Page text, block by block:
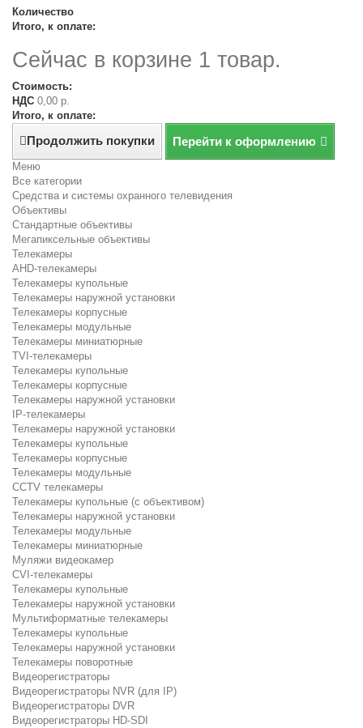
Количество
Итого, к оплате:
Сейчас в корзине 1 товар.
Стоимость:
НДС 0,00 р.
Итого, к оплате:
Продолжить покупки Перейти к оформлению
Меню
Все категории
Средства и системы охранного телевидения
Объективы
Стандартные объективы
Мегапиксельные объективы
Телекамеры
AHD-телекамеры
Телекамеры купольные
Телекамеры наружной установки
Телекамеры корпусные
Телекамеры модульные
Телекамеры миниатюрные
TVI-телекамеры
Телекамеры купольные
Телекамеры корпусные
Телекамеры наружной установки
IP-телекамеры
Телекамеры наружной установки
Телекамеры купольные
Телекамеры корпусные
Телекамеры модульные
CCTV телекамеры
Телекамеры купольные (с объективом)
Телекамеры наружной установки
Телекамеры модульные
Телекамеры миниатюрные
Муляжи видеокамер
CVI-телекамеры
Телекамеры купольные
Телекамеры наружной установки
Мультиформатные телекамеры
Телекамеры купольные
Телекамеры наружной установки
Телекамеры поворотные
Видеорегистраторы
Видеорегистраторы NVR (для IP)
Видеорегистраторы DVR
Видеорегистраторы HD-SDI